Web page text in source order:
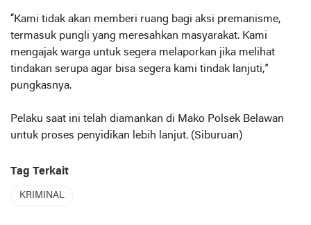
“Kami tidak akan memberi ruang bagi aksi premanisme,
termasuk pungli yang meresahkan masyarakat. Kami
mengajak warga untuk segera melaporkan jika melihat
tindakan serupa agar bisa segera kami tindak lanjuti,”
pungkasnya.
Pelaku saat ini telah diamankan di Mako Polsek Belawan
untuk proses penyidikan lebih lanjut. (Siburuan)
Tag Terkait
KRIMINAL